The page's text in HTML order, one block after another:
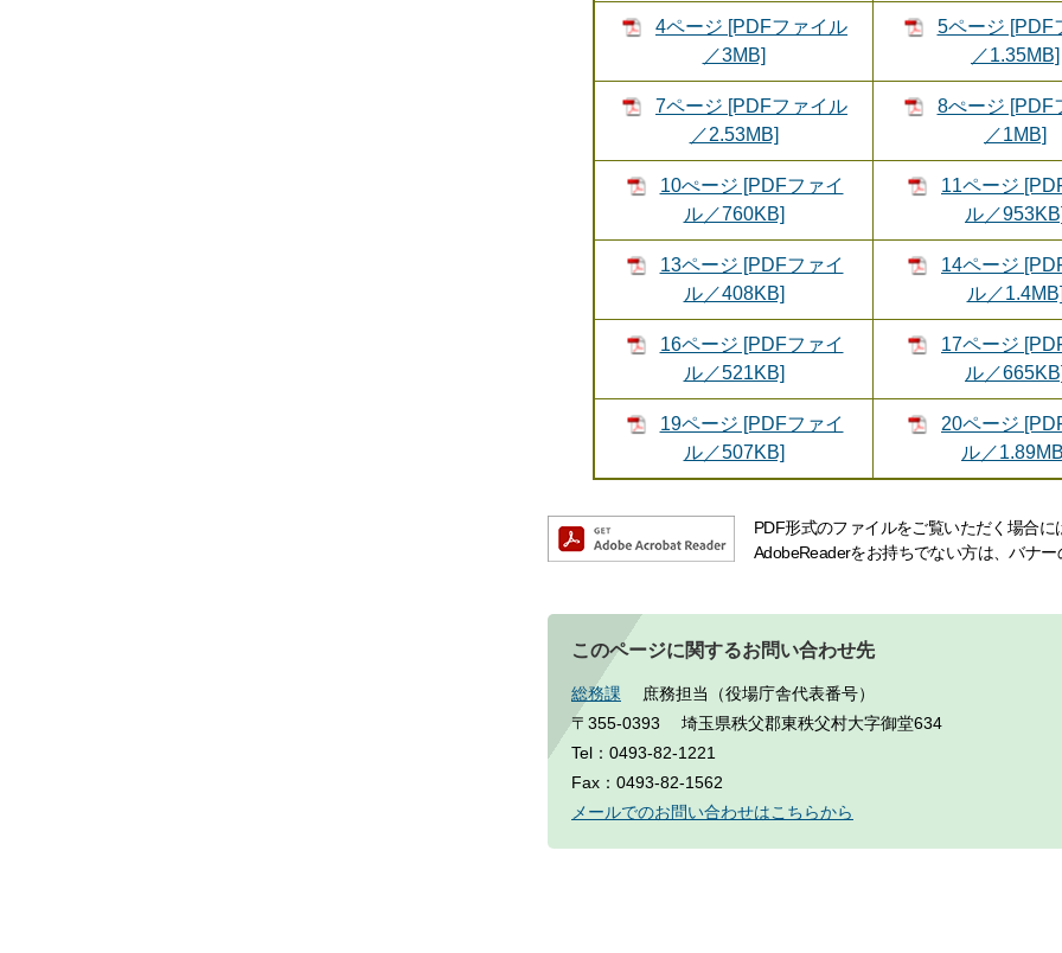
4ページ [PDFファイル
／3MB]
5ページ [PDF
／1.35MB]
7ページ [PDFファイル
／2.53MB]
8ぺージ [PDF
／1MB]
10ぺージ [PDFファイ
ル／760KB]
11ページ
ル／953KB]
13ページ [PDFファイ
ル／408KB]
14ページ
ル／1.4MB]
16ページ [PDFファイ
ル／521KB]
17ページ
ル／665KB]
19ページ [PDFファイ
ル／507KB]
20ページ
ル／
PDF形式のファイルをご覧いただく場合に
AdobeReaderをお持ちでない方は、バナ
このページに関するお問い合わせ先
総務課
庶務担当（役場庁舎代表番号）
〒355-0393
埼玉県秩父郡東秩父村大字御堂634
Tel：0493-82-1221
Fax：0493-82-1562
メールでのお問い合わせはこちらから